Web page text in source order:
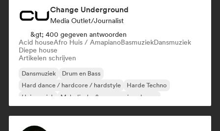
Change Underground
Media Outlet/Journalist
&gt; 400 gegeven antwoorden
Acid houseAfro Huis / AmapianoBasmuziekDansmuziek
Diepe house
Artikelen schrijven
Dansmuziek
Drum en Bass
Hard dance / hardcore / hardstyle
Harde Techno
Huismuziek
Melodische & progressieve house